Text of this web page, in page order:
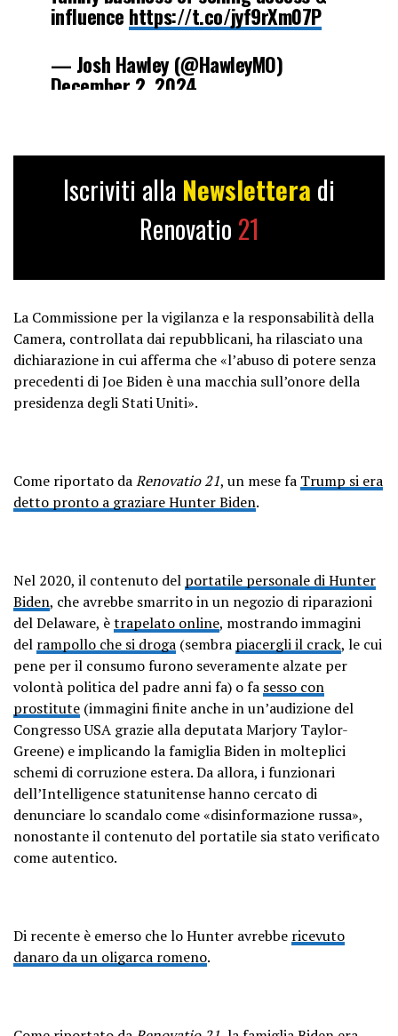
influence https://t.co/jyf9rXm07P
— Josh Hawley (@HawleyMO)
December 2, 2024
Iscriviti alla Newslettera di
Renovatio 21
La Commissione per la vigilanza e la responsabilità della
Camera, controllata dai repubblicani, ha rilasciato una
dichiarazione in cui afferma che «l’abuso di potere senza
precedenti di Joe Biden è una macchia sull’onore della
presidenza degli Stati Uniti».
Come riportato daRenovatio 21, un mese fa Trump si era
detto pronto a graziare Hunter Biden.
Nel 2020, il contenuto del portatile personale di Hunter
Biden, che avrebbe smarrito in un negozio di riparazioni
del Delaware, ètrapelato online, mostrando immagini
del rampollo che si droga (sembra piacergli il crack, le cui
pene per il consumo furono severamente alzate per
volontà politica del padre anni fa) o fa sesso con
prostitute (immagini finite anche in un’audizione del
Congresso USA grazie alla deputata Marjory Taylor-
Greene) e implicando la famiglia Biden in molteplici
schemi di corruzione estera. Da allora, i funzionari
dell’Intelligence statunitense hanno cercato di
denunciare lo scandalo come «disinformazione russa»,
nonostante il contenuto del portatile sia stato verificato
come autentico.
Di recente è emerso che lo Hunter avrebbe ricevuto
danaro da un oligarca romeno.